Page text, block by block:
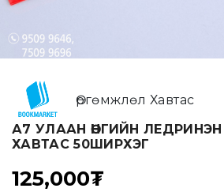
Өргөмжлөл Хавтас
А7 УЛААН ӨНГИЙН
ХАВТАС 50ШИРХЭГ
125,000₮